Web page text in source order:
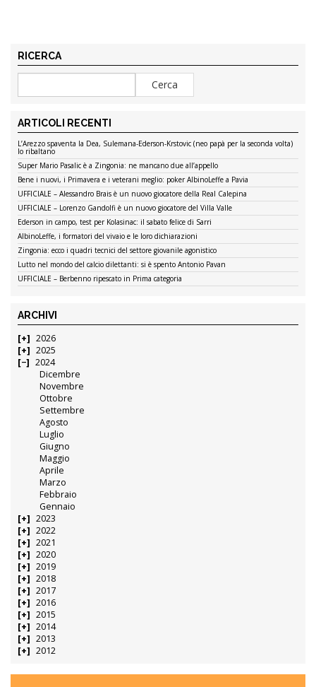
RICERCA
ARTICOLI RECENTI
L’Arezzo spaventa la Dea, Sulemana-Ederson-Krstovic (neo papà per la seconda volta)
lo ribaltano
Super Mario Pasalic è a Zingonia: ne mancano due all’appello
Bene i nuovi, i Primavera e i veterani meglio: poker AlbinoLeffe a Pavia
UFFICIALE – Alessandro Brais è un nuovo giocatore della Real Calepina
UFFICIALE – Lorenzo Gandolfi è un nuovo giocatore del Villa Valle
Ederson in campo, test per Kolasinac: il sabato felice di Sarri
AlbinoLeffe, i formatori del vivaio e le loro dichiarazioni
Zingonia: ecco i quadri tecnici del settore giovanile agonistico
Lutto nel mondo del calcio dilettanti: si è spento Antonio Pavan
UFFICIALE – Berbenno ripescato in Prima categoria
ARCHIVI
2026
2025
2024
Dicembre
Novembre
Ottobre
Settembre
Agosto
Luglio
Giugno
Maggio
Aprile
Marzo
Febbraio
Gennaio
2023
2022
2021
2020
2019
2018
2017
2016
2015
2014
2013
2012